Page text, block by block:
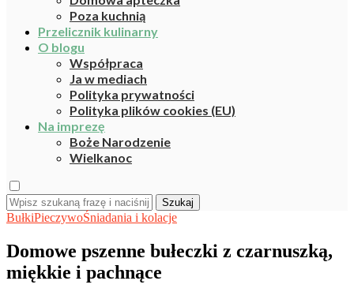
Poza kuchnią
Przelicznik kulinarny
O blogu
Współpraca
Ja w mediach
Polityka prywatności
Polityka plików cookies (EU)
Na imprezę
Boże Narodzenie
Wielkanoc
Szukaj
BułkiPieczywoŚniadania i kolacje
Domowe pszenne bułeczki z czarnuszką,
miękkie i pachnące